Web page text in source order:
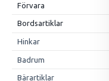
Förvara
Bordsartiklar
Hinkar
Badrum
Bärartiklar